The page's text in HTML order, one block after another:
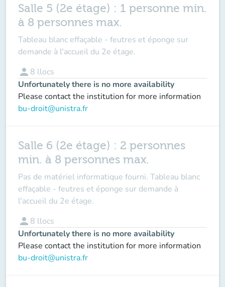
Salle 5 (2e étage) : 1 personne min.
à 8 personnes max.
Tableau blanc effaçable - feutres et éponge sur
demande à l'accueil du 2e étage.
person 8 llocs
Unfortunately there is no more availability
Please contact the institution for more information
bu-droit@unistra.fr
Salle 6 (2e étage) : 2 personnes
min. à 8 personnes max.
Pas de matériel informatique fourni. Tableau blanc
effaçable - feutres et éponge sur demande à
l'accueil du 2e étage.
person 8 llocs
Unfortunately there is no more availability
Please contact the institution for more information
bu-droit@unistra.fr